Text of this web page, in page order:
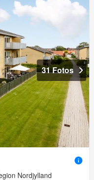
31 Fotos
Nordjylland